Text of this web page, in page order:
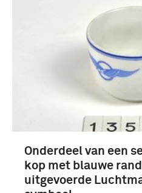
luchtstrijdkrachten
Luchtstrijdkrachten
Onderdeel van een
kop met blauwe
uitgevoerde